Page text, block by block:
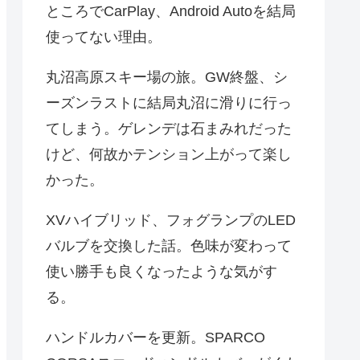
ところでCarPlay、Android Autoを結局
使ってない理由。
丸沼高原スキー場の旅。GW終盤、シ
ーズンラストに結局丸沼に滑りに行っ
てしまう。ゲレンデは石まみれだった
けど、何故かテンション上がって楽し
かった。
XVハイブリッド、フォグランプのLED
バルブを交換した話。色味が変わって
使い勝手も良くなったような気がす
る。
ハンドルカバーを更新。SPARCO